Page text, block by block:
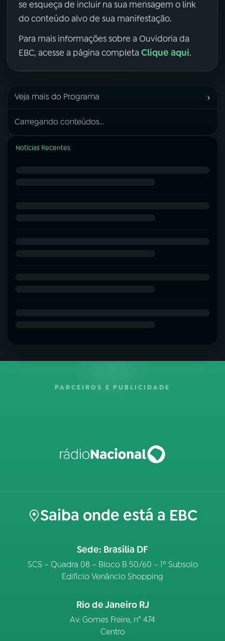
se esqueça de incluir na sua mensagem o link
do conteúdo alvo de sua manifestação.
Para mais informações sobre a Ouvidoria da
EBC, acesse a página completa Clique aqui.
Veja mais do Programa ›
Carregando conteúdos...
Notícias Recentes
PARCEIROS E PUBLICIDADE
Saiba onde está a EBC
Sede: Brasília DF
SCS – Quadra 08 – Bloco B 50/60 – 1º Subsolo
Edifício Venâncio Shopping
Rio de Janeiro RJ
Av. Gomes Freire, n° 474
Centro